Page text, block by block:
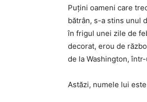
Puțini oameni care
bătrân, s-a stins unul
în frigul unei zile de
decorat, erou de
de la Washington,
Astăzi, numele lui